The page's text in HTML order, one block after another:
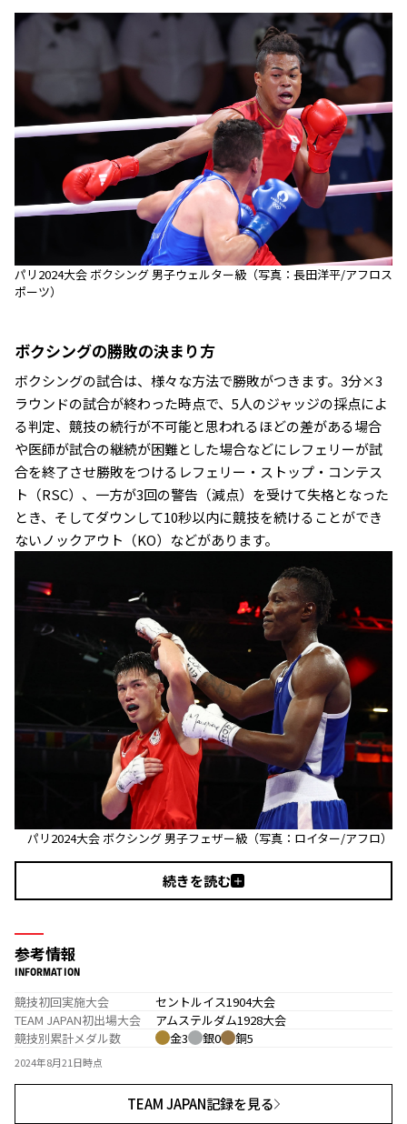
パリ2024大会 ボクシング 男子ウェルター級（写真：長田洋平/アフロス
ポーツ）
ボクシングの勝敗の決まり方
ボクシングの試合は、様々な方法で勝敗がつきます。3分×3
ラウンドの試合が終わった時点で、5人のジャッジの採点によ
る判定、競技の続行が不可能と思われるほどの差がある場合
や医師が試合の継続が困難とした場合などにレフェリーが試
合を終了させ勝敗をつけるレフェリー・ストップ・コンテス
ト（RSC）、一方が3回の警告（減点）を受けて失格となった
とき、そしてダウンして10秒以内に競技を続けることができ
ないノックアウト（KO）などがあります。
パリ2024大会 ボクシング 男子フェザー級（写真：ロイター/アフロ）
続きを読む
参考情報
INFORMATION
競技初回実施大会
セントルイス1904大会
TEAM JAPAN初出場大会
アムステルダム1928大会
競技別累計メダル数
金3 銀0 銅5
2024年8月21日時点
TEAM JAPAN記録を見る